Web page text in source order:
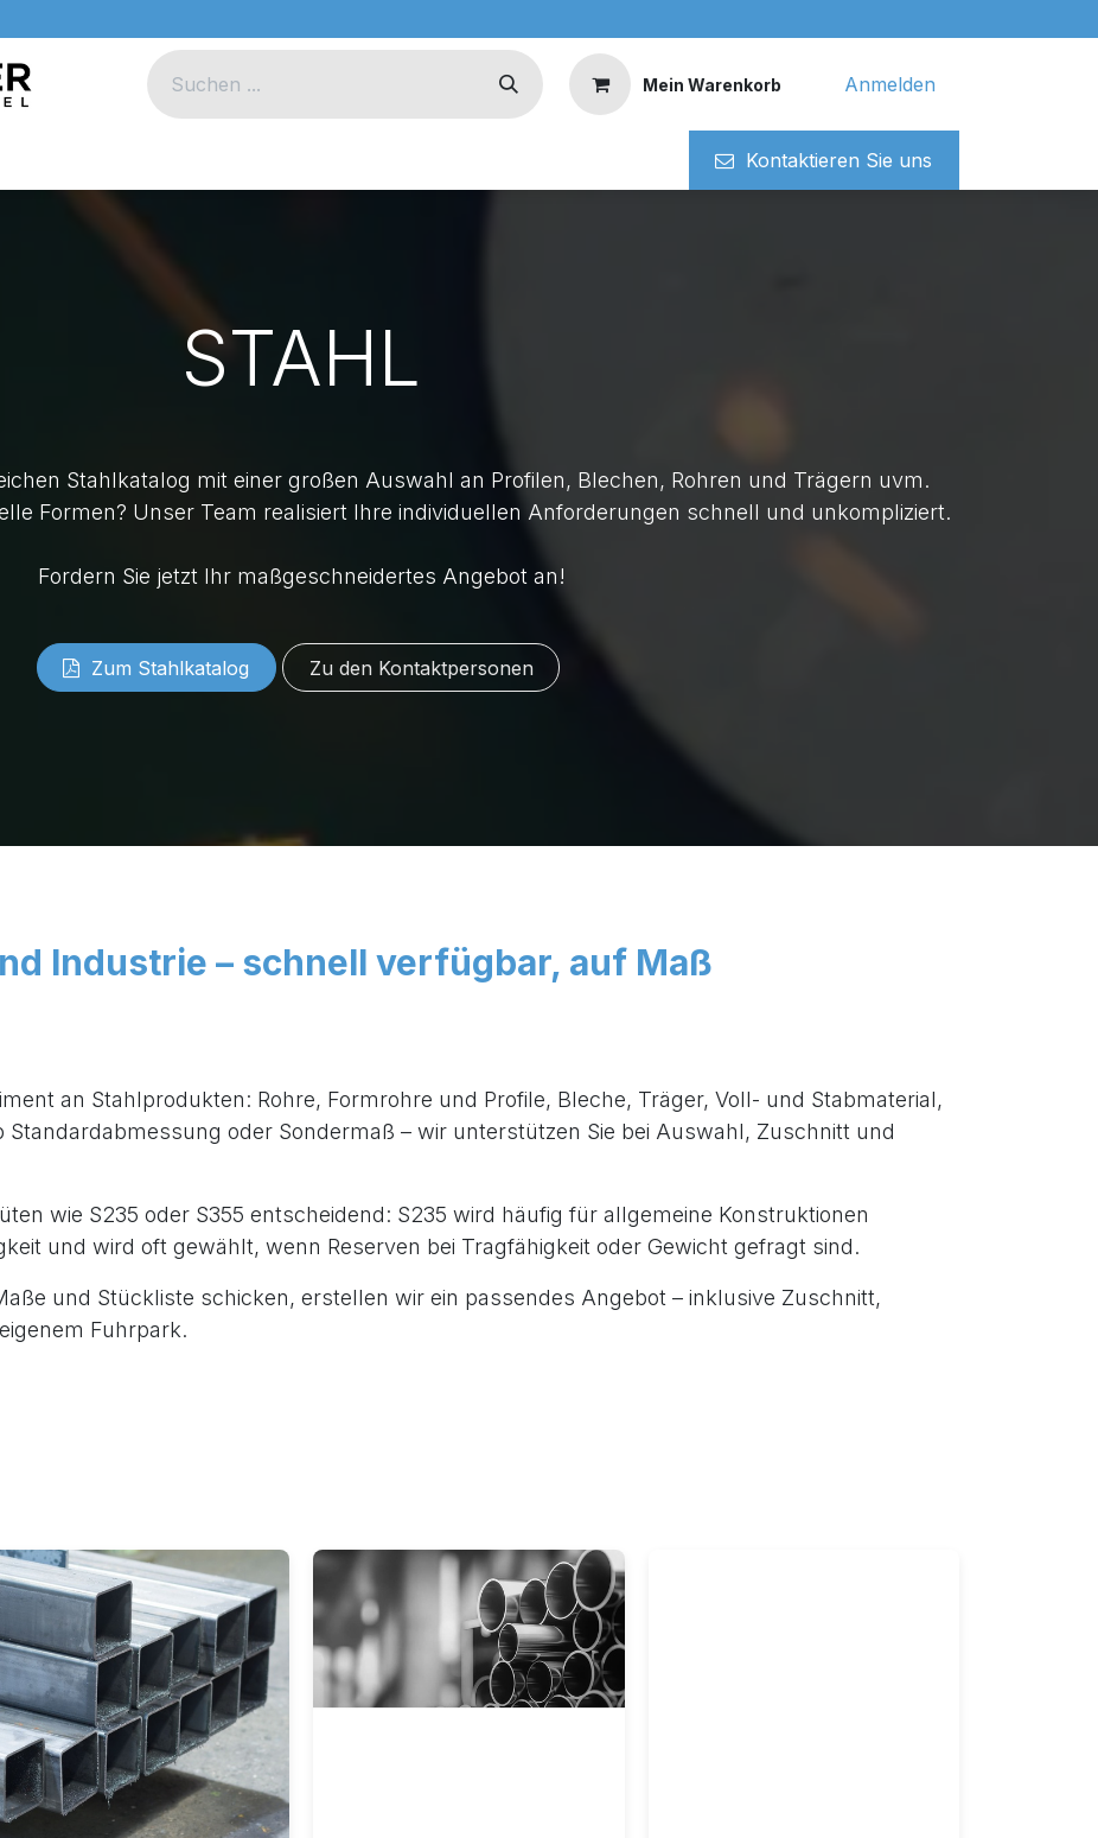
Mein Warenkorb Anmelden
Kontaktieren ​​Si​​e uns
STAHL
Stahlkatalog mit einer großen Auswahl an Profilen, Blechen, Rohren und Trägern uvm.
Formen? Unser Team realisiert Ihre individuellen Anforderungen schnell und unkompliziert.
Fordern Sie jetzt Ihr maßgeschneidertes Angebot an!
Zum Stahlkatalog Zu den Kontaktpersonen
Industrie – schnell verfügbar, auf Maß
an Stahlprodukten: Rohre, Formrohre und Profile, Bleche, Träger, Voll- und Stabmaterial,
Standardabmessung oder Sondermaß – wir unterstützen Sie bei Auswahl, Zuschnitt und
wie S235 oder S355 entscheidend: S235 wird häufig für allgemeine Konstruktionen
und wird oft gewählt, wenn Reserven bei Tragfähigkeit oder Gewicht gefragt sind.
und Stückliste schicken, erstellen wir ein passendes Angebot – inklusive Zuschnitt,
Fuhrpark.